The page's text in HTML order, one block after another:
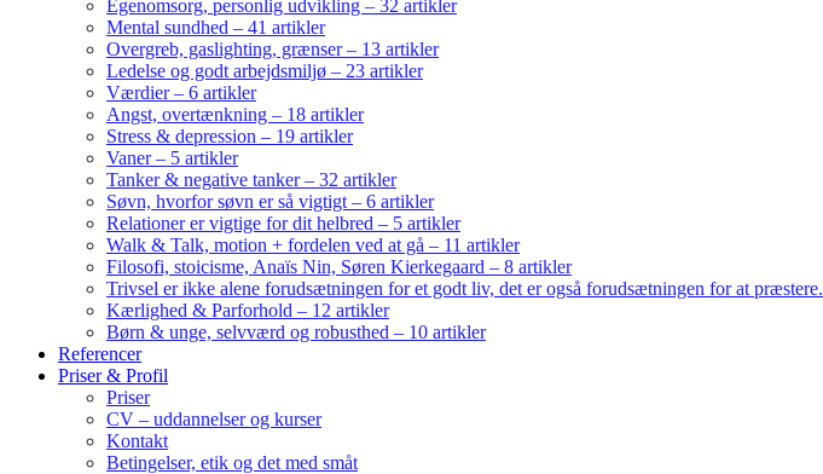
Egenomsorg, personlig udvikling – 32 artikler
Mental sundhed – 41 artikler
Overgreb, gaslighting, grænser – 13 artikler
Ledelse og godt arbejdsmiljø – 23 artikler
Værdier – 6 artikler
Angst, overtænkning – 18 artikler
Stress & depression – 19 artikler
Vaner – 5 artikler
Tanker & negative tanker – 32 artikler
Søvn, hvorfor søvn er så vigtigt – 6 artikler
Relationer er vigtige for dit helbred – 5 artikler
Walk & Talk, motion + fordelen ved at gå – 11 artikler
Filosofi, stoicisme, Anaïs Nin, Søren Kierkegaard – 8 artikler
Trivsel er ikke alene forudsætningen for et godt liv, det er også forudsætningen for at præstere.
Kærlighed & Parforhold – 12 artikler
Børn & unge, selvværd og robusthed – 10 artikler
Referencer
Priser & Profil
Priser
CV – uddannelser og kurser
Kontakt
Betingelser, etik og det med småt